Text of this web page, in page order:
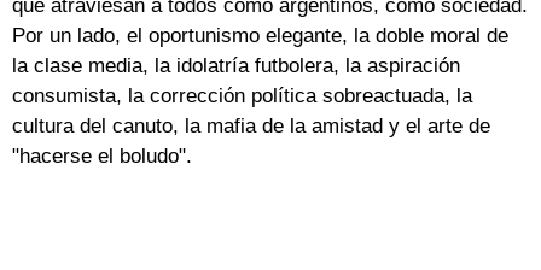
que atraviesan a todos como argentinos, como sociedad.
Por un lado, el oportunismo elegante, la doble moral de
la clase media, la idolatría futbolera, la aspiración
consumista, la corrección política sobreactuada, la
cultura del canuto, la mafia de la amistad y el arte de
"hacerse el boludo".